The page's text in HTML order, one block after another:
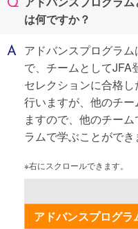
は何ですか？
アドバンスプログラ
で、チームとしてJFA
セレクションに合格
行いますが、他のチ
ますので、他のチー
ラムで学ぶことができ
アドバンスプログラ